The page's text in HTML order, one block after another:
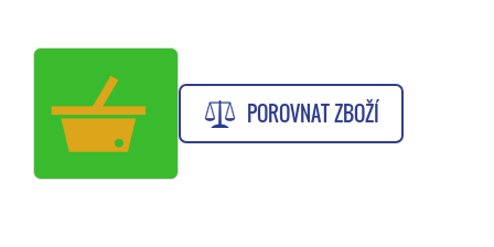
POROVNAT ZBOŽÍ